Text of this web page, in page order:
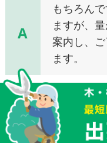
A
もちろん
ますが、
案内し、
ます。